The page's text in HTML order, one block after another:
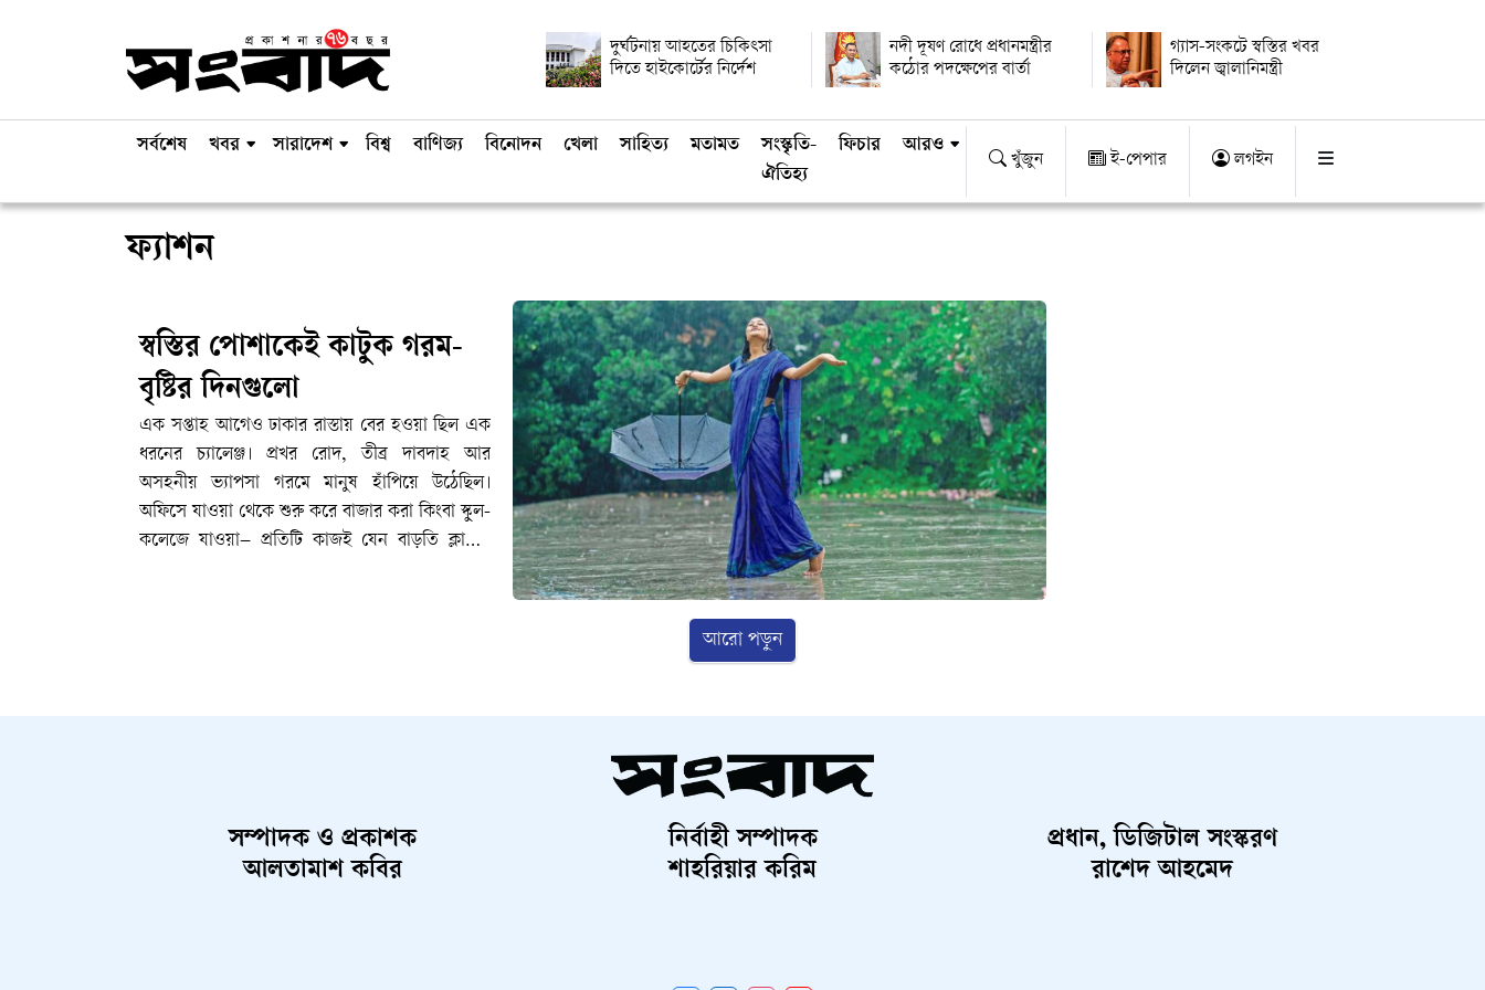
দুর্ঘটনায় আহতের চিকিৎসা
দিতে হাইকোর্টের নির্দেশ
নদী দূষণ রোধে প্রধানমন্ত্রীর
কঠোর পদক্ষেপের বার্তা
গ্যাস-সংকটে স্বস্তির খবর
দিলেন জ্বালানিমন্ত্রী
সর্বশেষ খবর সারাদেশ বিশ্ব বাণিজ্য বিনোদন খেলা সাহিত্য মতামত
সংস্কৃতি-
ঐতিহ্য
ফিচার আরও
খুঁজুন ই-পেপার লগইন
ফ্যাশন
স্বস্তির পোশাকেই কাটুক গরম-
বৃষ্টির দিনগুলো
এক সপ্তাহ আগেও ঢাকার রাস্তায় বের হওয়া ছিল এক
ধরনের চ্যালেঞ্জ। প্রখর রোদ, তীব্র দাবদাহ আর
অসহনীয় ভ্যাপসা গরমে মানুষ হাঁপিয়ে উঠেছিল।
অফিসে যাওয়া থেকে শুরু করে বাজার করা কিংবা স্কুল-
কলেজে যাওয়া– প্রতিটি কাজই যেন বাড়তি ক্লান্তির
অনেকেই পোশাক নির্বাচনের ক্ষেত্রে এই পরিবর্তনকে
গুরুত্ব দেন না। ফলে ঘামে ভিজে অস্বস্তি, বৃষ্টিতে কাপড়
আরো পড়ুন
সম্পাদক ও প্রকাশক
আলতামাশ কবির
নির্বাহী সম্পাদক
শাহরিয়ার করিম
প্রধান, ডিজিটাল সংস্করণ
রাশেদ আহমেদ